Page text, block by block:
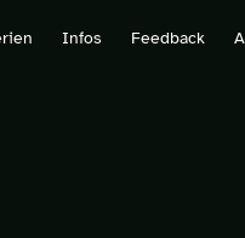
Infos Feedback